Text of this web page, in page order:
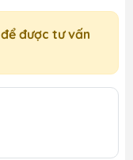
để được tư vấn